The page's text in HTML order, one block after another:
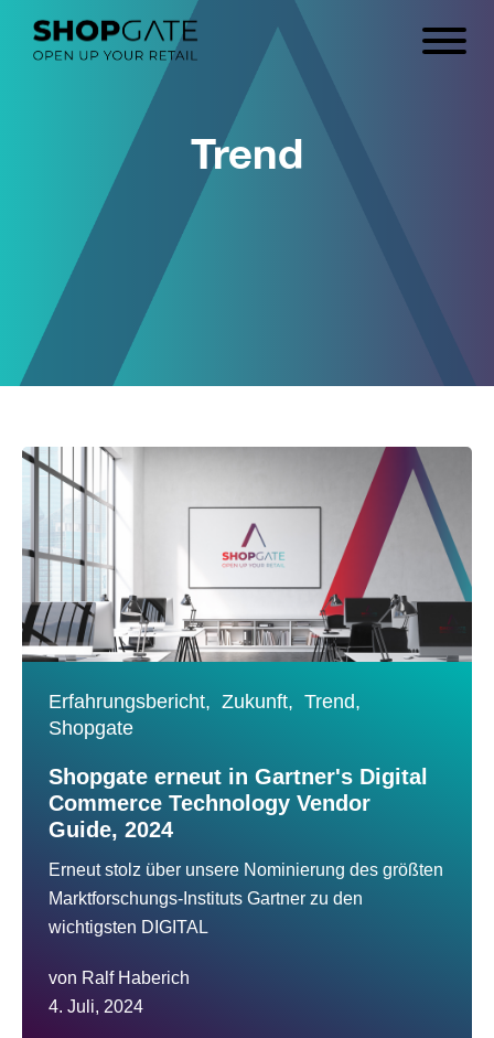
Trend
Erfahrungsbericht, Zukunft, Trend,
Shopgate
Shopgate erneut in Gartner's Digital
Commerce Technology Vendor
Guide, 2024
Erneut stolz über unsere Nominierung des größten
Marktforschungs-Instituts Gartner zu den
wichtigsten DIGITAL
von Ralf Haberich
4. Juli, 2024